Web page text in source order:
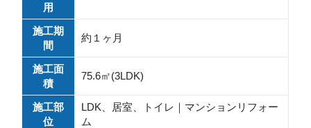
用
施工期
間
約１ヶ月
施工面
積
75.6㎡(3LDK)
施工部
位
LDK、居室、トイレ｜マンションリフォー
ム